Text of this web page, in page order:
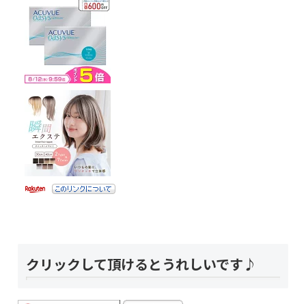
クリックして頂けるとうれしいです♪